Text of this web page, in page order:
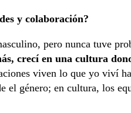
y colaboración?
pero nunca tuve
crecí en una cultura
viven lo que yo viví
el género; en cultura, los